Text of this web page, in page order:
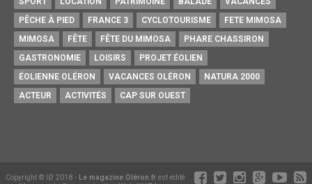
PÊCHE À PIED
FRANCE 3 CYCLOTOURISME
FETE MIMOSA
MIMOSA
FÊTE FÊTE DU MIMOSA
PHARE CHASSIRON
GASTRONOMIE
LOISIRS
PROJET ÉOLIEN
ÉOLIENNE OLÉRON
VACANCES OLÉRON
NATURA 2000
ACTEUR
ACTIVITÉS CAP SUR OUEST
Copyright © IØ 2018 - Le magazine Oléron.frest édité